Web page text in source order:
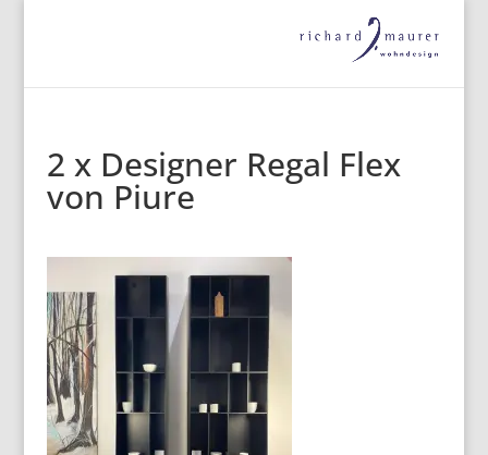
2 x Designer Regal Flex
von Piure